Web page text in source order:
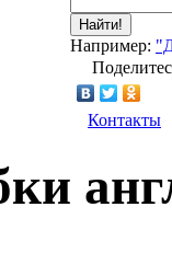
Найти!
Например:
Контакты